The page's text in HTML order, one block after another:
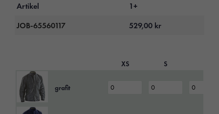
Artikel
1+
JOB-65560117
529,00 kr
XS S
grafit